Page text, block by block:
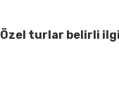
Özel turlar belirli